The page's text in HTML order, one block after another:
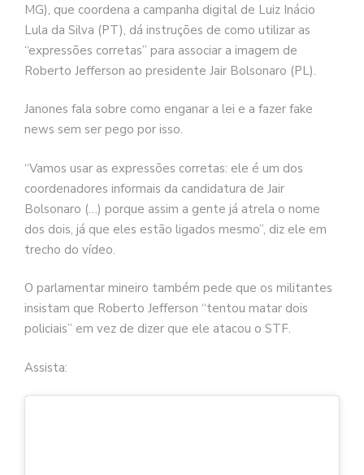
MG), que coordena a campanha digital de Luiz Inácio
Lula da Silva (PT), dá instruções de como utilizar as
“expressões corretas” para associar a imagem de
Roberto Jefferson ao presidente Jair Bolsonaro (PL).
Janones fala sobre como enganar a lei e a fazer fake
news sem ser pego por isso.
“Vamos usar as expressões corretas: ele é um dos
coordenadores informais da candidatura de Jair
Bolsonaro (…) porque assim a gente já atrela o nome
dos dois, já que eles estão ligados mesmo”, diz ele em
trecho do vídeo.
O parlamentar mineiro também pede que os militantes
insistam que Roberto Jefferson “tentou matar dois
policiais” em vez de dizer que ele atacou o STF.
Assista: